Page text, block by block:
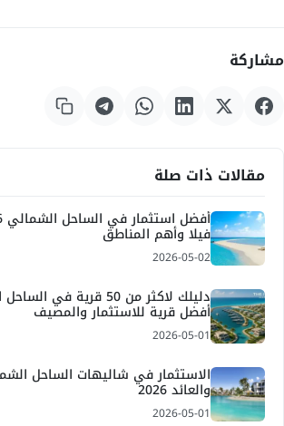
مشاركة
مقالات ذات صلة
فيلا وأهم المناطق
2026-05-02
دليلك لاكثر من 50 قرية
أفضل قرية للاستثمار والمصيف
2026-05-01
الاستثمار في شاليهات الساحل
والعائد 2026
2026-05-01